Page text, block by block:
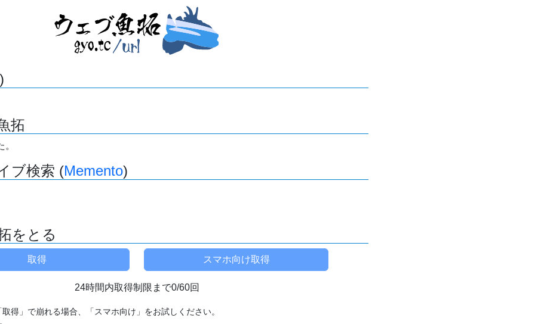
拓
ブ検索 (Memento)
をとる
24時間内取得制限まで0/60回
得」で崩れる場合、「スマホ向け」をお試しください。